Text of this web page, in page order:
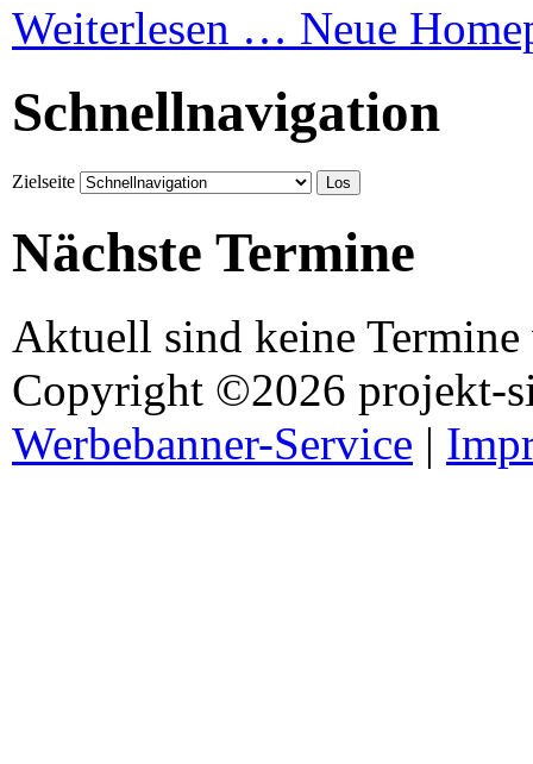
Weiterlesen … Neue
Schnellnavigation
Zielseite
Nächste Termine
Aktuell sind keine Termine
Copyright ©2026 projekt-
Werbebanner-Service |